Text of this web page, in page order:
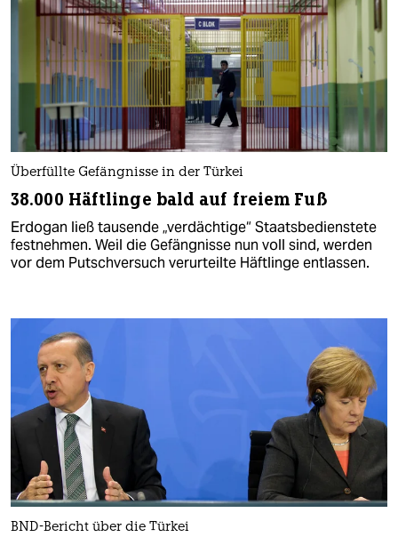
Überfüllte Gefängnisse in der Türkei
38.000 Häftlinge bald auf freiem Fuß
Erdogan ließ tausende „verdächtige“ Staatsbedienstete
festnehmen. Weil die Gefängnisse nun voll sind, werden
vor dem Putschversuch verurteilte Häftlinge entlassen.
BND-Bericht über die Türkei